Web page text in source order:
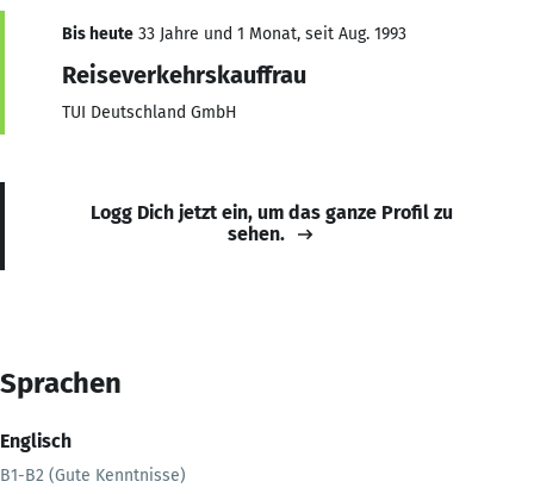
Bis heute 33 Jahre und 1 Monat, seit Aug. 1993
Reiseverkehrskauffrau
TUI Deutschland GmbH
Logg Dich jetzt ein, um das ganze Profil zu
sehen.
Sprachen
Englisch
B1-B2 (Gute Kenntnisse)